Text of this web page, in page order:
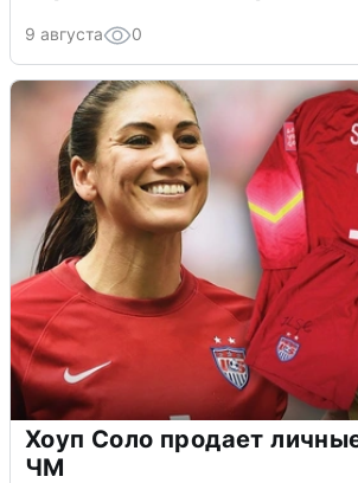
9 августа 0
Хоуп Соло продает
ЧМ